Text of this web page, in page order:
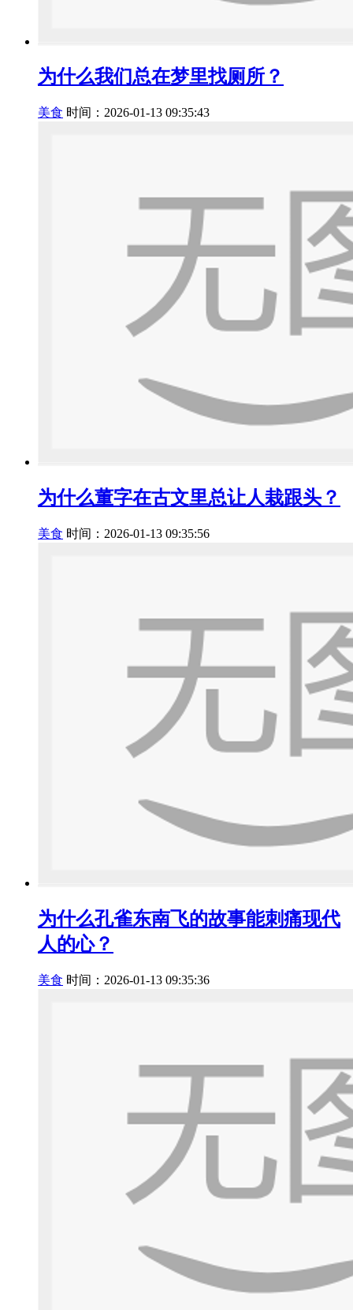
为什么我们总在梦里找厕所？
美食 时间：2026-01-13 09:35:43
为什么董字在古文里总让人栽跟头？
美食 时间：2026-01-13 09:35:56
为什么孔雀东南飞的故事能刺痛现代
人的心？
美食 时间：2026-01-13 09:35:36